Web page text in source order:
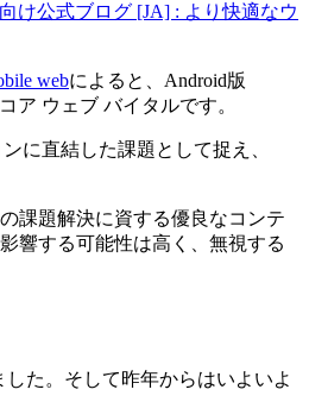
け公式ブログ [JA] : より快適なウ
webによると、Android版
ア ウェブ バイタルです。
に直結した課題として捉え、
課題解決に資する優良なコンテ
響する可能性は高く、無視する
た。そして昨年からはいよいよ